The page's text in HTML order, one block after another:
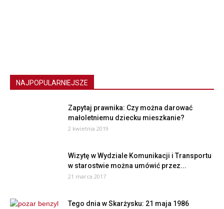
NAJPOPULARNIEJSZE
Zapytaj prawnika: Czy można darować
małoletniemu dziecku mieszkanie?
2 kwietnia 2019
Wizytę w Wydziale Komunikacji i Transportu
w starostwie można umówić przez...
21 marca 2017
Tego dnia w Skarżysku: 21 maja 1986